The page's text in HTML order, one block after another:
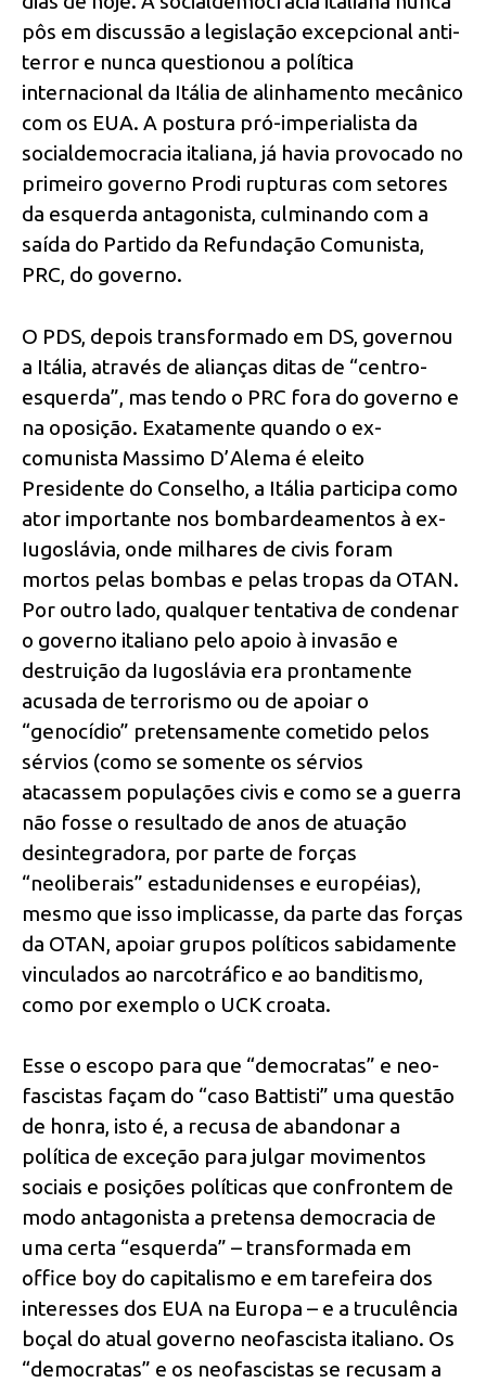
pôs em discussão a legislação excepcional anti-
terror e nunca questionou a política
internacional da Itália de alinhamento mecânico
com os EUA. A postura pró-imperialista da
socialdemocracia italiana, já havia provocado no
primeiro governo Prodi rupturas com setores
da esquerda antagonista, culminando com a
saída do Partido da Refundação Comunista,
PRC, do governo.
O PDS, depois transformado em DS, governou
a Itália, através de alianças ditas de “centro-
esquerda”, mas tendo o PRC fora do governo e
na oposição. Exatamente quando o ex-
comunista Massimo D’Alema é eleito
Presidente do Conselho, a Itália participa como
ator importante nos bombardeamentos à ex-
Iugoslávia, onde milhares de civis foram
mortos pelas bombas e pelas tropas da OTAN.
Por outro lado, qualquer tentativa de condenar
o governo italiano pelo apoio à invasão e
destruição da Iugoslávia era prontamente
acusada de terrorismo ou de apoiar o
“genocídio” pretensamente cometido pelos
sérvios (como se somente os sérvios
atacassem populações civis e como se a guerra
não fosse o resultado de anos de atuação
desintegradora, por parte de forças
“neoliberais” estadunidenses e européias),
mesmo que isso implicasse, da parte das forças
da OTAN, apoiar grupos políticos sabidamente
vinculados ao narcotráfico e ao banditismo,
como por exemplo o UCK croata.
Esse o escopo para que “democratas” e neo-
fascistas façam do “caso Battisti” uma questão
de honra, isto é, a recusa de abandonar a
política de exceção para julgar movimentos
sociais e posições políticas que confrontem de
modo antagonista a pretensa democracia de
uma certa “esquerda” – transformada em
office boy do capitalismo e em tarefeira dos
interesses dos EUA na Europa – e a truculência
boçal do atual governo neofascista italiano. Os
“democratas” e os neofascistas se recusam a